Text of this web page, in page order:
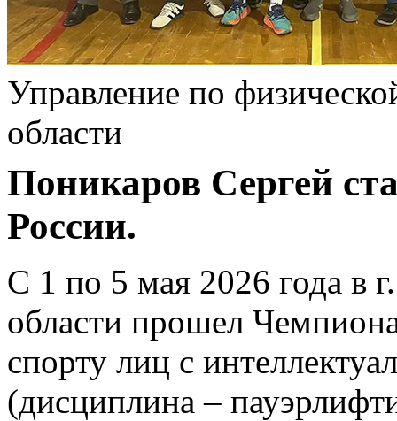
Управление по
области
Поникаров Сергей
России.
С 1 по 5 мая 2026 года в
области прошел
спорту лиц с
(дисциплина –